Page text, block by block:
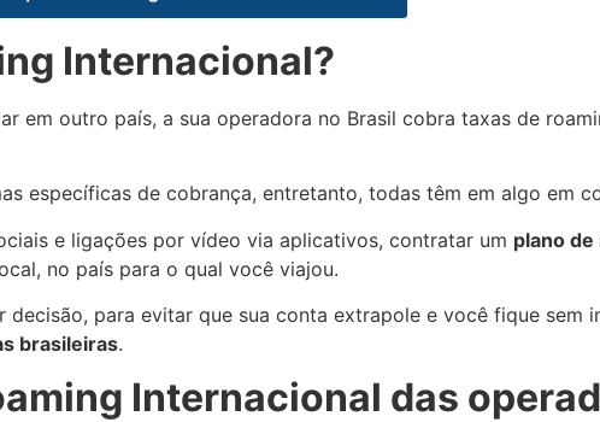
Internacional?
em outro país, a sua operadora no Brasil cobra taxas de
específicas de cobrança, entretanto, todas têm em algo em
e ligações por vídeo via aplicativos, contratar um plano
no país para o qual você viajou.
decisão, para evitar que sua conta extrapole e você fique sem
brasileiras.
Internacional das